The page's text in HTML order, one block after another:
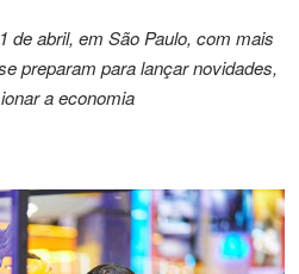
de abril, em São Paulo, com mais
preparam para lançar novidades,
a economia